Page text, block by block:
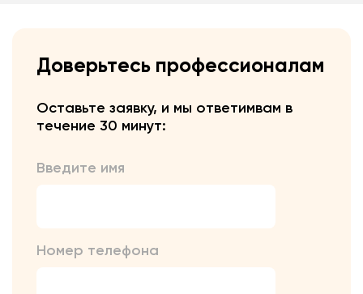
Доверьтесь профессионалам
Оставьте заявку, и мы ответимвам в
течение 30 минут:
Введите имя
Номер телефона